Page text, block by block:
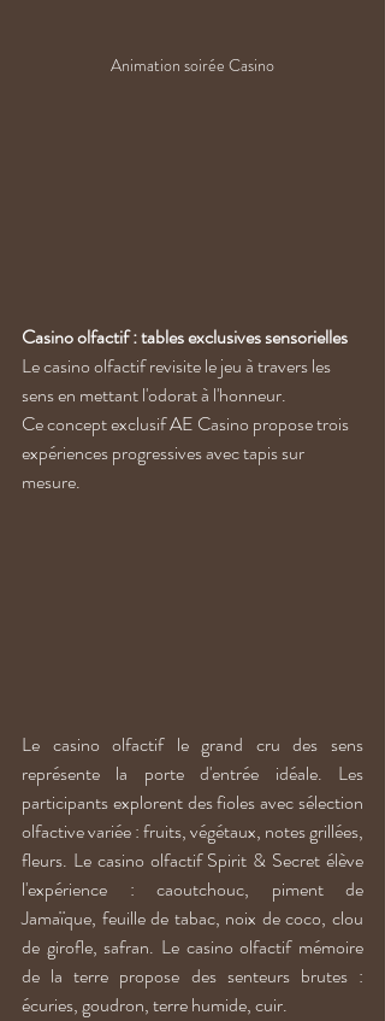
Animation soirée Casino
Casino olfactif : tables exclusives sensorielles
Le casino olfactif revisite le jeu à travers les
sens en mettant l'odorat à l'honneur.
Ce concept exclusif AE Casino propose trois
expériences progressives avec tapis sur
mesure.
Le casino olfactif le grand cru des sens
représente la porte d'entrée idéale. Les
participants explorent des fioles avec sélection
olfactive variée : fruits, végétaux, notes grillées,
fleurs. Le casino olfactif Spirit & Secret élève
l'expérience : caoutchouc, piment de
Jamaïque, feuille de tabac, noix de coco, clou
de girofle, safran. Le casino olfactif mémoire
de la terre propose des senteurs brutes :
écuries, goudron, terre humide, cuir.